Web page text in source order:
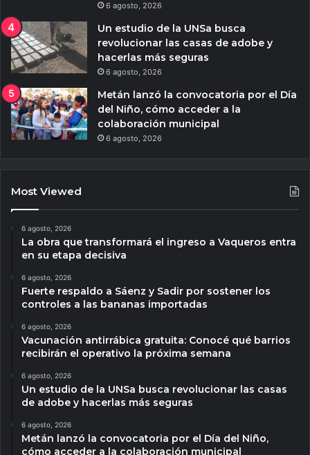
6 agosto, 2026
Un estudio de la UNSa busca
revolucionar las casas de adobe y
hacerlas más seguras
6 agosto, 2026
Metán lanzó la convocatoria por el Día
del Niño, cómo acceder a la
colaboración municipal
6 agosto, 2026
Most Viewed
6 agosto, 2026
La obra que transformará el ingreso a Vaqueros entra
en su etapa decisiva
6 agosto, 2026
Fuerte respaldo a Sáenz y Sadir por sostener los
controles a las bananas importadas
6 agosto, 2026
Vacunación antirrábica gratuita: Conocé qué barrios
recibirán el operativo la próxima semana
6 agosto, 2026
Un estudio de la UNSa busca revolucionar las casas
de adobe y hacerlas más seguras
6 agosto, 2026
Metán lanzó la convocatoria por el Día del Niño,
cómo acceder a la colaboración municipal